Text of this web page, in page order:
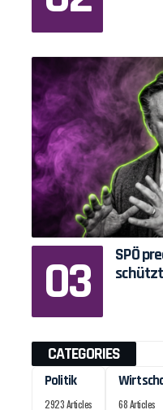
SPÖ
CATEGORIES
Politik
2923 Articles 68 Articles